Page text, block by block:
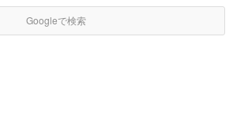
Googleで検索